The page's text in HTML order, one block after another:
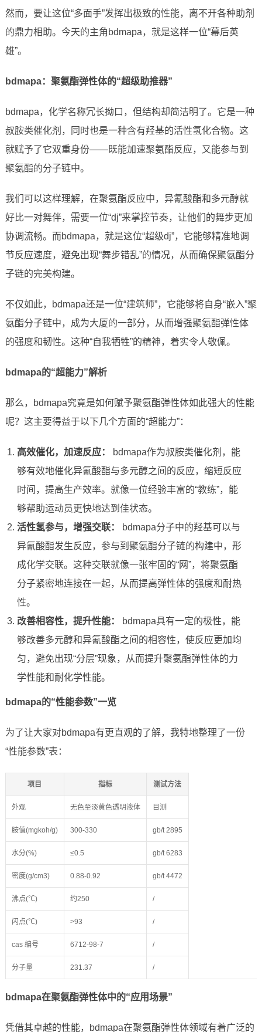
然而，要让这位“多面手”发挥出极致的性能，离不开各种助剂
的鼎力相助。今天的主角bdmapa，就是这样一位“幕后英
雄”。
bdmapa：聚氨酯弹性体的“超级助推器”
bdmapa，化学名称冗长拗口，但结构却简洁明了。它是一种
叔胺类催化剂，同时也是一种含有羟基的活性氢化合物。这
就赋予了它双重身份——既能加速聚氨酯反应，又能参与到
聚氨酯的分子链中。
我们可以这样理解，在聚氨酯反应中，异氰酸酯和多元醇就
好比一对舞伴，需要一位“dj”来掌控节奏，让他们的舞步更加
协调流畅。而bdmapa，就是这位“超级dj”，它能够精准地调
节反应速度，避免出现“舞步错乱”的情况，从而确保聚氨酯分
子链的完美构建。
不仅如此，bdmapa还是一位“建筑师”，它能够将自身“嵌入”聚
氨酯分子链中，成为大厦的一部分，从而增强聚氨酯弹性体
的强度和韧性。这种“自我牺牲”的精神，着实令人敬佩。
bdmapa的“超能力”解析
那么，bdmapa究竟是如何赋予聚氨酯弹性体如此强大的性能
呢？这主要得益于以下几个方面的“超能力”：
高效催化，加速反应：
bdmapa作为叔胺类催化剂，能
够有效地催化异氰酸酯与多元醇之间的反应，缩短反应
时间，提高生产效率。就像一位经验丰富的“教练”，能
够帮助运动员更快地达到佳状态。
活性氢参与，增强交联：
bdmapa分子中的羟基可以与
异氰酸酯发生反应，参与到聚氨酯分子链的构建中，形
成化学交联。这种交联就像一张牢固的“网”，将聚氨酯
分子紧密地连接在一起，从而提高弹性体的强度和耐热
性。
改善相容性，提升性能：
bdmapa具有一定的极性，能
够改善多元醇和异氰酸酯之间的相容性，使反应更加均
匀，避免出现“分层”现象，从而提升聚氨酯弹性体的力
学性能和耐化学性能。
bdmapa的“性能参数”一览
为了让大家对bdmapa有更直观的了解，我特地整理了一份
“性能参数”表：
项目 指标 测试方法
外观 无色至淡黄色透明液体 目测
胺值(mgkoh/g) 300-330 gb/t 2895
水分(%) ≤0.5 gb/t 6283
密度(g/cm3) 0.88-0.92 gb/t 4472
沸点(℃) 约250 /
闪点(℃) >93 /
cas 编号 6712-98-7 /
分子量 231.37 /
bdmapa在聚氨酯弹性体中的“应用场景”
凭借其卓越的性能，bdmapa在聚氨酯弹性体领域有着广泛的